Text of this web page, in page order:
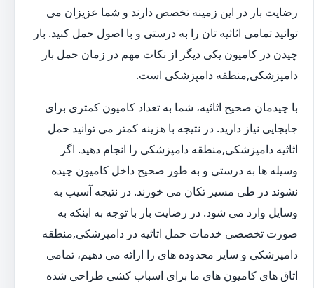
رضایت بار در این زمینه تخصص دارند و شما عزیزان می
توانید تمامی اثاثیه تان را به درستی و با اصول حمل کنید. بار
چیدن در کامیون یکی دیگر از نکات مهم در زمان حمل بار
دامپزشکی,منطقه دامپزشکی است.
با چیدمان صحیح اثاثیه، شما به تعداد کامیون کمتری برای
جابجایی نیاز دارید. در نتیجه با هزینه کمتر می توانید حمل
اثاثیه دامپزشکی,منطقه دامپزشکی را انجام دهید. اگر
وسیله ها به درستی و به طور صحیح داخل کامیون چیده
نشوند در طی مسیر تکان می خورند. در نتیجه آسیب به
وسایل وارد می شود. در رضایت بار با توجه به اینکه به
صورت تخصصی خدمات حمل اثاثیه در دامپزشکی,منطقه
دامپزشکی و سایر محدوده های را ارائه می دهیم، تمامی
اتاق های کامیون های ما برای اسباب کشی طراحی شده